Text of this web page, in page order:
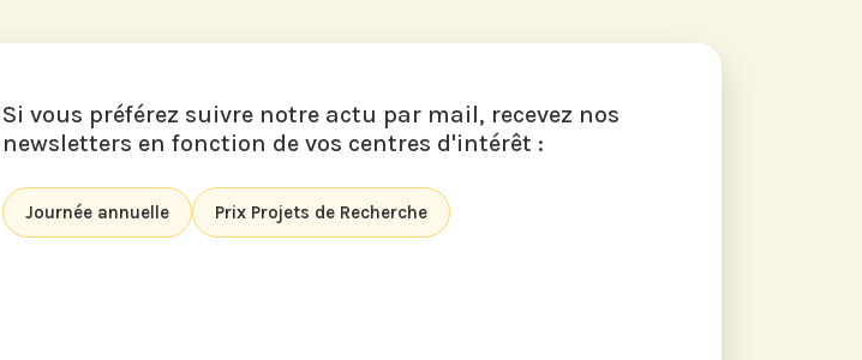
Si vous préférez suivre notre actu par mail, recevez nos
newsletters en fonction de vos centres d'intérêt :
Journée annuelle Prix Projets de Recherche